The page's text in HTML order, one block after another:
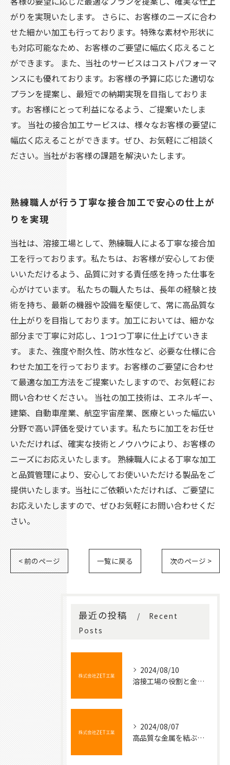
がりを実現いたします。 さらに、お客様のニーズに合わ
せた細かい加工も行っております。特殊な素材や形状に
も対応可能なため、お客様のご要望に幅広く応えること
ができます。 また、当社のサービスはコストパフォーマ
ンスにも優れております。お客様の予算に応じた適切な
プランを提案し、最短での納期実現を目指しておりま
す。お客様にとって利益になるよう、ご提案いたしま
す。 当社の接合加工サービスは、様々なお客様の要望に
幅広く応えることができます。ぜひ、お気軽にご相談く
ださい。当社がお客様の課題を解決いたします。
熟練職人が行う丁寧な接合加工で安心の仕上が
りを実現
当社は、溶接工場として、熟練職人による丁寧な接合加
工を行っております。私たちは、お客様が安心してお使
いいただけるよう、品質に対する責任感を持った仕事を
心がけています。 私たちの職人たちは、長年の経験と技
術を持ち、最新の機器や設備を駆使して、常に高品質な
仕上がりを目指しております。加工においては、細かな
部分まで丁寧に対応し、1つ1つ丁寧に仕上げていきま
す。 また、強度や耐久性、防水性など、必要な仕様に合
わせた加工を行っております。お客様のご要望に合わせ
て最適な加工方法をご提案いたしますので、お気軽にお
問い合わせください。 当社の加工技術は、エネルギー、
建築、自動車産業、航空宇宙産業、医療といった幅広い
分野で高い評価を受けています。私たちに加工をお任せ
いただければ、確実な技術とノウハウにより、お客様の
ニーズにお応えいたします。 熟練職人による丁寧な加工
と品質管理により、安心してお使いいただける製品をご
提供いたします。当社にご依頼いただければ、ご要望に
お応えいたしますので、ぜひお気軽にお問い合わせくだ
さい。
< 前のページ 一覧に戻る 次のページ >
最近の投稿
Recent
Posts
2024/08/10
溶接工場の役割と金属加工の基本
2024/08/07
高品質な金属を結ぶ魔法の技術